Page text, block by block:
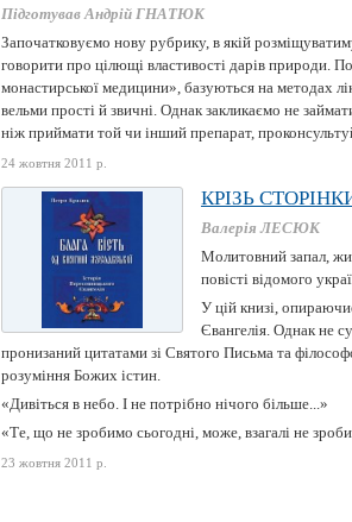
Підготував Андрій ГНАТЮК
Започатковуємо нову рубрику, в якій
говорити про цілющі властивості дарів природи.
монастирської медицини», базуються на методах
вельми прості й звичні. Однак закликаємо не
ніж приймати той чи інший препарат,
24 жовтня 2011 р.
КРІЗЬ
Валерія ЛЕСЮК
Молитовний запал,
повісті відомого
У цій книзі,
Євангелія. Однак не
пронизаний цитатами зі Святого Письма та
розуміння Божих істин.
«Дивіться в небо. І не потрібно нічого більше...»
«Те, що не зробимо сьогодні, може, взагалі не
23 жовтня 2011 р.